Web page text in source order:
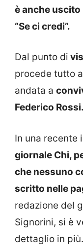
è anche uscito
“Se ci credi”.
Dal punto di
procede tutto
andata a
Federico Rossi.
In una recente
giornale Chi,
che nessuno
scritto nelle
redazione del
Signorini, si è
dettaglio in più.